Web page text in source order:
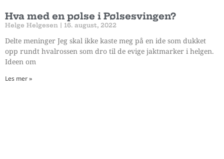
Hva med en pølse i Pølsesvingen?
Helge Helgesen 16. august, 2022
Delte meninger Jeg skal ikke kaste meg på en ide som dukket
opp rundt hvalrossen som dro til de evige jaktmarker i helgen.
Ideen om
Les mer »